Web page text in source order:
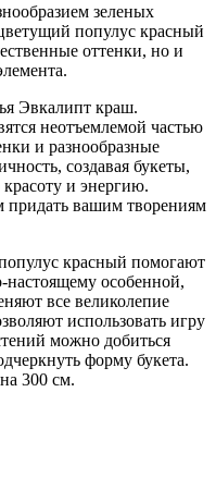
зеленых
популус красный
оттенки, но и
Эвкалипт краш.
неотъемлемой частью
и разнообразные
создавая букеты,
и энергию.
придать вашим творениям
красный помогают
особенной,
все великолепие
использовать игру
можно добиться
форму букета.
300 см.